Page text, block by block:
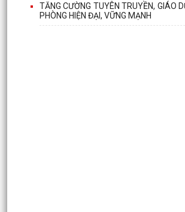
TĂNG CƯỜNG TUYÊN TRUYỀN, GIÁO
PHÒNG HIỆN ĐẠI, VỮNG MẠNH